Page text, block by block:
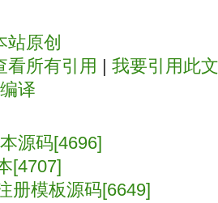
站原创
看所有引用
我要引用此
编译
源码[4696]
[4707]
册模板源码[6649]